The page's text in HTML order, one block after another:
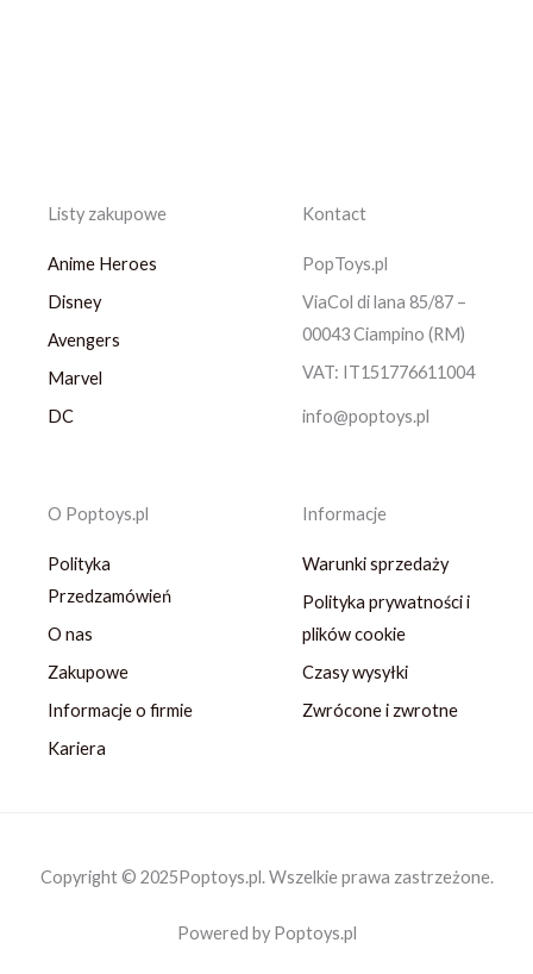
Listy zakupowe
Anime Heroes
Disney
Avengers
Marvel
DC
Kontact
PopToys.pl
ViaCol di lana 85/87 –
00043 Ciampino (RM)
VAT: IT151776611004
info@poptoys.pl
O Poptoys.pl
Polityka
Przedzamówień
O nas
Zakupowe
Informacje o firmie
Kariera
Informacje
Warunki sprzedaży
Polityka prywatności i
plików cookie
Czasy wysyłki
Zwrócone i zwrotne
Copyright © 2025Poptoys.pl. Wszelkie prawa zastrzeżone.
Powered by Poptoys.pl